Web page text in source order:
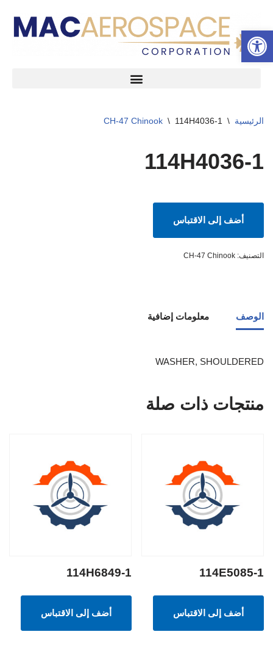
شريط الأدوات المفتوح
تخطى
إلى
المحتوى
الرئيسية \
CH-47 Chinook \ 114H4036-1
114H4036-1
أضف إلى الاقتباس
التصنيف: CH-47 Chinook
الوصف معلومات إضافية
WASHER, SHOULDERED
منتجات ذات صلة
114E5085-1
أضف إلى الاقتباس
114H6849-1
أضف إلى الاقتباس